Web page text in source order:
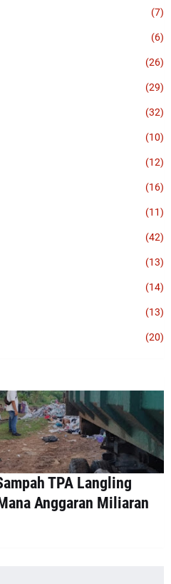
(7)
(6)
(26)
(29)
(32)
(10)
(12)
(16)
(11)
(42)
(13)
(14)
(13)
(20)
TPA Langling
Anggaran Miliaran